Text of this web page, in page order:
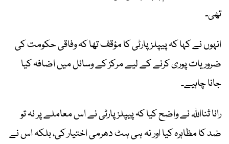
تھی۔
انہوں نے کہا کہ پیپلز پارٹی کا مؤقف تھا کہ وفاقی حکومت کی
ضروریات پوری کرنے کے لیے مرکز کے وسائل میں اضافہ کیا
جانا چاہیے۔
رانا ثنااللہ نے واضح کیا کہ پیپلز پارٹی نے اس معاملے پر نہ تو
ضد کا مظاہرہ کیا اور نہ ہی ہٹ دھرمی اختیار کی، بلکہ اس نے